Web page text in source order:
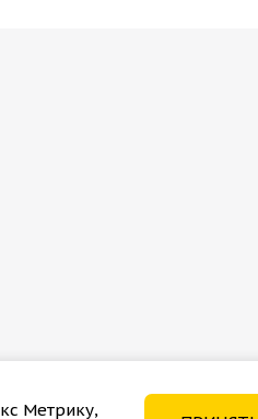
Метрику,